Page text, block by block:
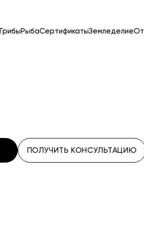
ГрибыРыбаСертификатыЗемледелие
ПОЛУЧИТЬ КОНСУЛЬТАЦИЮ